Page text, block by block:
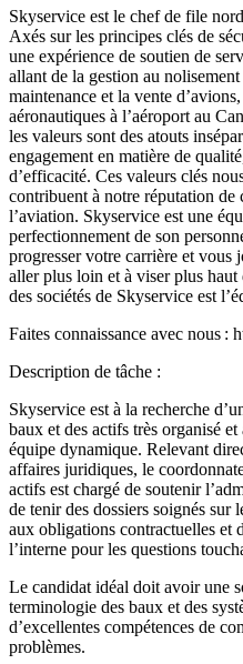
Skyservice est le chef de file
Axés sur les principes clés de
une expérience de soutien de
allant de la gestion au
maintenance et la vente
aéronautiques à l’aéroport au
les valeurs sont des atouts
engagement en matière de
d’efficacité. Ces valeurs clés
contribuent à notre réputation de
l’aviation. Skyservice est une
perfectionnement de son
progresser votre carrière et vous
aller plus loin et à viser plus
des sociétés de Skyservice est
Faites connaissance avec nous
Description de tâche :
Skyservice est à la recherche
baux et des actifs très organisé
équipe dynamique. Relevant
affaires juridiques, le
actifs est chargé de soutenir
de tenir des dossiers soignés sur
aux obligations contractuelles et
l’interne pour les questions
Le candidat idéal doit avoir une
terminologie des baux et des
d’excellentes compétences de
problèmes.